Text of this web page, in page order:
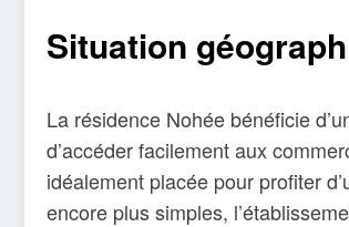
Situation
La résidence Nohée bénéficie
d’accéder facilement aux
idéalement placée pour profiter
encore plus simples,